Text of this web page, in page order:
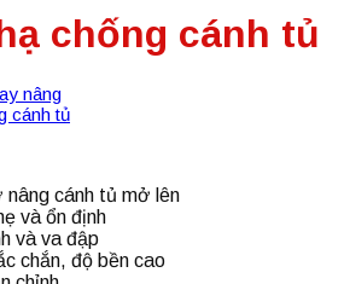
chống cánh tủ
nâng cánh tủ mở lên
và ổn định
và va đập
chắn, độ bền cao